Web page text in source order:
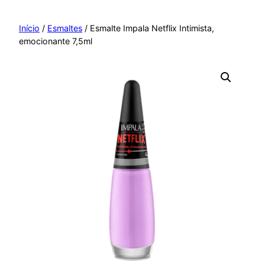
paraInício / Esmaltes / Esmalte Impala Netflix Intimista,
emocionante 7,5ml